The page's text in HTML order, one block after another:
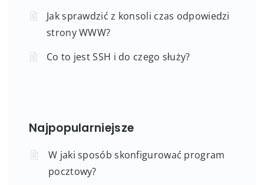
Jak sprawdzić z konsoli czas odpowiedzi
strony WWW?
Co to jest SSH i do czego służy?
Najpopularniejsze
W jaki sposób skonfigurować program
pocztowy?